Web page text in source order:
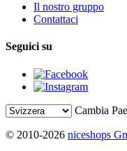
Il nostro gruppo
Contattaci
Seguici su
Cambia
© 2010-2026 niceshops